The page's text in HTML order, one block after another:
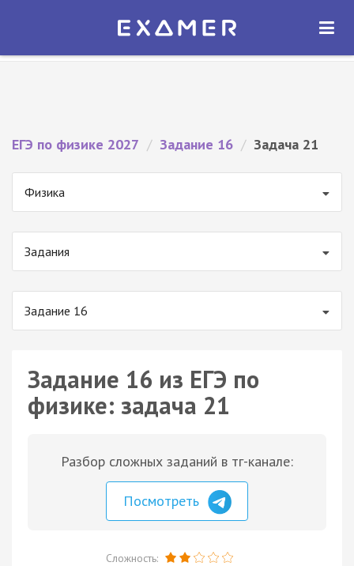
Экзамер — ЕГЭ 2027
ОТКРЫТЬ
ЕГЭ по физике 2027 / Задание 16 / Задача 21
Физика
Задания
Задание 16
Задание 16 из ЕГЭ по
физике: задача 21
Разбор сложных заданий в тг-канале:
Посмотреть
Сложность: